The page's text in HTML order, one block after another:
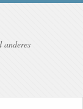
anderes